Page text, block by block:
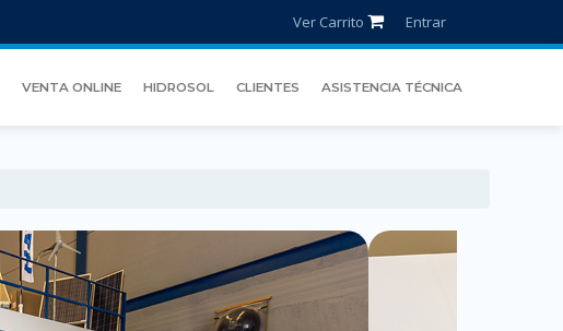
Ver Carrito Entrar
VENTA ONLINE HIDROSOL CLIENTES ASISTENCIA TÉCNICA